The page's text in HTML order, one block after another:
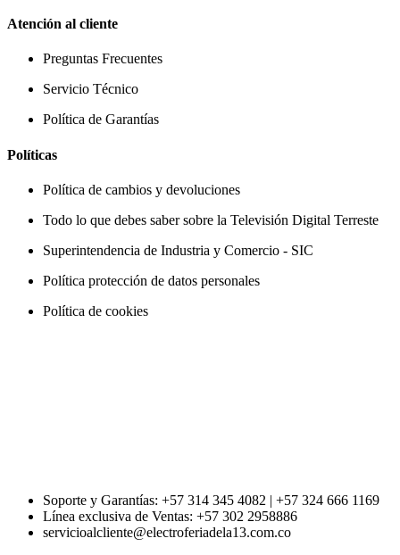
Atención al cliente
Preguntas Frecuentes
Servicio Técnico
Política de Garantías
Políticas
Política de cambios y devoluciones
Todo lo que debes saber sobre la Televisión Digital Terreste
Superintendencia de Industria y Comercio - SIC
Política protección de datos personales
Política de cookies
Soporte y Garantías: +57 314 345 4082 | +57 324 666 1169
Línea exclusiva de Ventas: +57 302 2958886
servicioalcliente@electroferiadela13.com.co